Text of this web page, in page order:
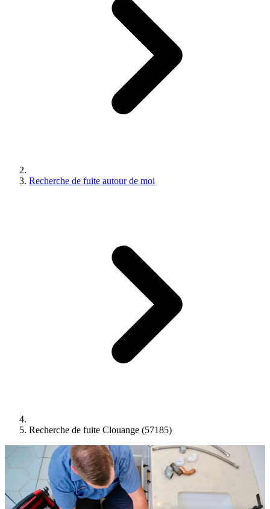
Recherche de fuite autour de moi
Recherche de fuite Clouange (57185)